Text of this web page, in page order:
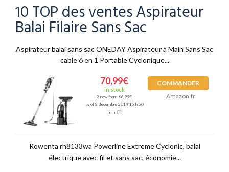
10 TOP des ventes Aspirateur
Balai Filaire Sans Sac
Aspirateur balai sans sac ONEDAY Aspirateur à Main Sans Sac
cable 6 en 1 Portable Cyclonique...
70,99€
in stock
2 new from 66,99€
as of 3 décembre 2019 15 h 50
min
COMMANDER
Amazon.fr
Rowenta rh8133wa Powerline Extreme Cyclonic, balai
électrique avec fil et sans sac, économie...